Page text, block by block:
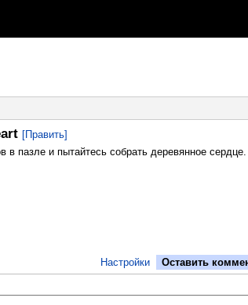
[Править]
в пазле и пытайтесь собрать деревянное сердце.
Оставить
Настройки